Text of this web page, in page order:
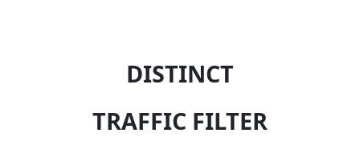
DISTINCT
TRAFFIC FILTER